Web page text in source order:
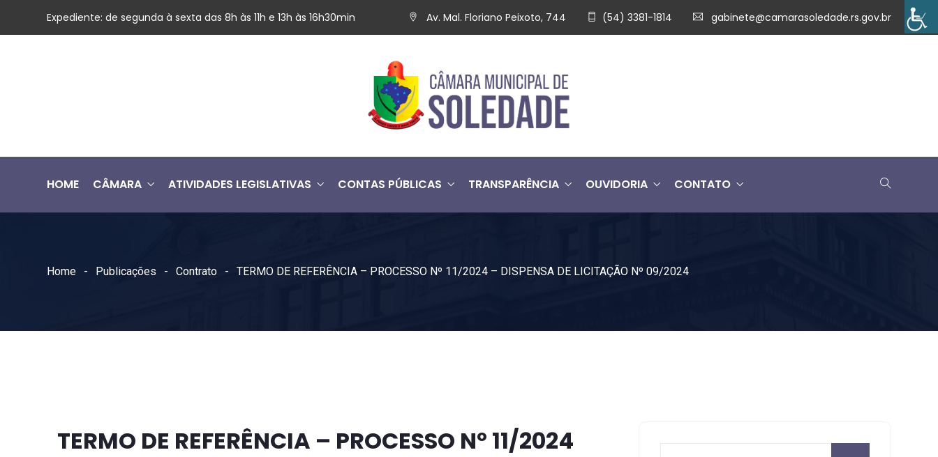
Expediente: de segunda à sexta das 8h às 11h e 13h às 16h30min Av. Mal. Floriano Peixoto, 744 (54) 3381-1814 gabinete@camarasoledade.rs.gov.br
HOME CÂMARA ATIVIDADES LEGISLATIVAS CONTAS PÚBLICAS TRANSPARÊNCIA OUVIDORIA CONTATO
Home Publicações Contrato TERMO DE REFERÊNCIA – PROCESSO Nº 11/2024 – DISPENSA DE LICITAÇÃO Nº 09/2024
TERMO DE REFERÊNCIA – PROCESSO Nº 11/2024